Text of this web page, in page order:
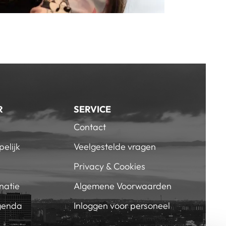
SERVICE
Contact
Veelgestelde vragen
Privacy & Cookies
Algemene Voorwaarden
Inloggen voor personeel